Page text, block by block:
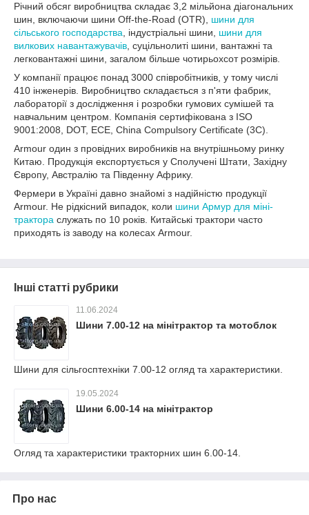
Річний обсяг виробництва складає 3,2 мільйона діагональних
шин, включаючи шини Off-the-Road (OTR), шини для
сільського господарства , індустріальні шини, шини для
вилкових навантажувачів , суцільнолиті шини, вантажні та
легковантажні шини, загалом більше чотирьохсот розмірів.
У компанії працює понад 3000 співробітників, у тому числі
410 інженерів. Виробництво складається з п'яти фабрик,
лабораторії з дослідження і розробки гумових сумішей та
навчальним центром. Компанія сертифікована з ISO
9001:2008, DOT, ECE, China Compulsory Certificate (3C).
Armour один з провідних виробників на внутрішньому ринку
Китаю. Продукція експортується у Сполучені Штати, Західну
Європу, Австралію та Південну Африку.
Фермери в Україні давно знайомі з надійністю продукції
Armour. Не рідкісний випадок, коли шини Армур для міні-
трактора служать по 10 років. Китайські трактори часто
приходять із заводу на колесах Armour.
Інші статті рубрики
11.06.2024
Шини 7.00-12 на мінітрактор та мотоблок
Шини для сільгосптехніки 7.00-12 огляд та характеристики.
19.05.2024
Шини 6.00-14 на мінітрактор
Огляд та характеристики тракторних шин 6.00-14.
Про нас